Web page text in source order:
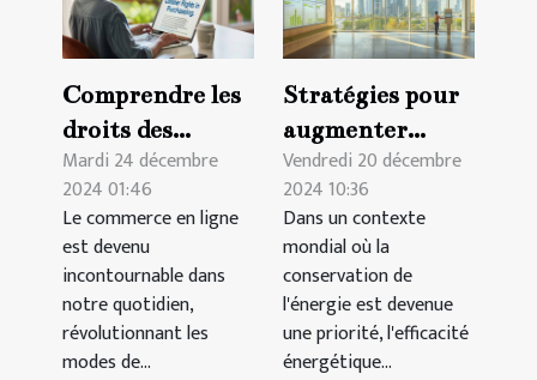
Comprendre les
droits des
consommateurs
dans l'achat en
ligne
Mardi 24 décembre
2024 01:46
Le commerce en ligne
est devenu
incontournable dans
notre quotidien,
révolutionnant les
modes de...
Stratégies pour
augmenter
l'efficacité
énergétique
dans
l'immobilier
Vendredi 20 décembre
2024 10:36
Dans un contexte
mondial où la
conservation de
l'énergie est devenue
une priorité, l'efficacité
énergétique...